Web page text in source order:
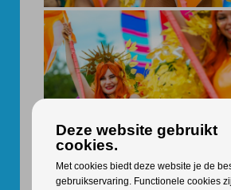
Deze website gebruikt
cookies.
Met cookies biedt deze website je de
gebruikservaring. Functionele cookies